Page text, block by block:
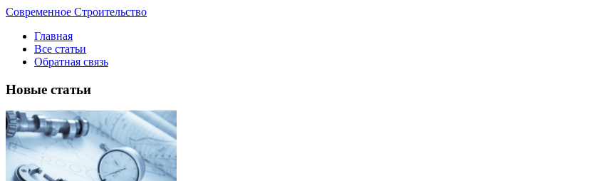
Современное Строительство
Главная
Все статьи
Обратная связь
Новые статьи